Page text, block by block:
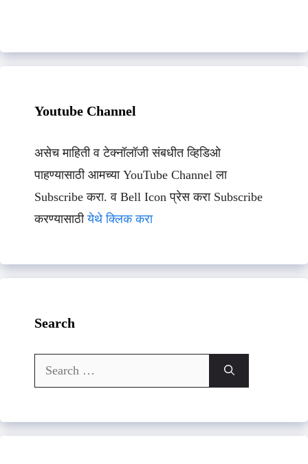
Youtube Channel
असेच माहिती व टेक्नॉलॉजी संबधीत व्हिडिओ
पाहण्यासाठी आमच्या YouTube Channel ला
Subscribe करा. व Bell Icon प्रेस करा Subscribe
करण्यासाठीयेथे क्लिक करा
Search
Search
for: